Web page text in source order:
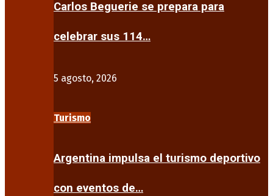
Carlos Beguerie se prepara para
celebrar sus 114…
5 agosto, 2026
Turismo
Argentina impulsa el turismo deportivo
con eventos de…